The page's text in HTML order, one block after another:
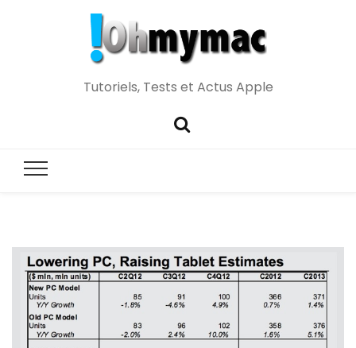
Tutoriels, Tests et Actus Apple